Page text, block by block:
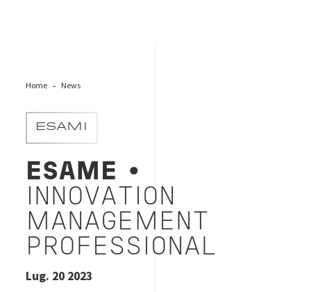
Home News
ESAMI
ESAME
•
INNOVATION
MANAGEMENT
PROFESSIONAL
Lug. 20 2023